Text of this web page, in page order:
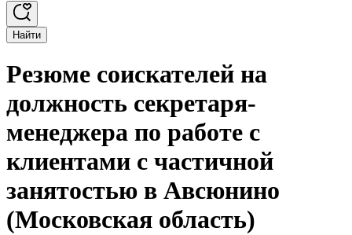
Найти
Резюме соискателей на
должность секретаря-
менеджера по работе с
клиентами с частичной
занятостью в Авсюнино
(Московская область)